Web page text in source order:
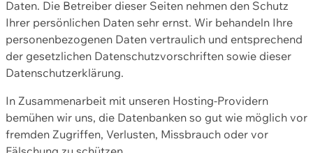
Daten. Die Betreiber dieser Seiten nehmen den Schutz
Ihrer persönlichen Daten sehr ernst. Wir behandeln Ihre
personenbezogenen Daten vertraulich und entsprechend
der gesetzlichen Datenschutzvorschriften sowie dieser
Datenschutzerklärung.
In Zusammenarbeit mit unseren Hosting-Providern
bemühen wir uns, die Datenbanken so gut wie möglich vor
fremden Zugriffen, Verlusten, Missbrauch oder vor